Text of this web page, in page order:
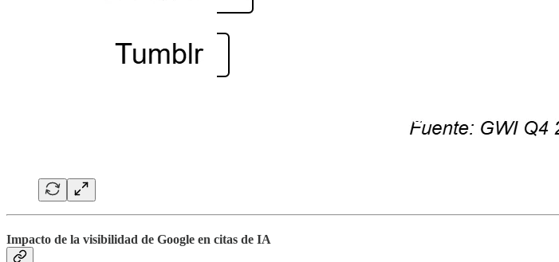
Impacto de la visibilidad de Google en citas de IA